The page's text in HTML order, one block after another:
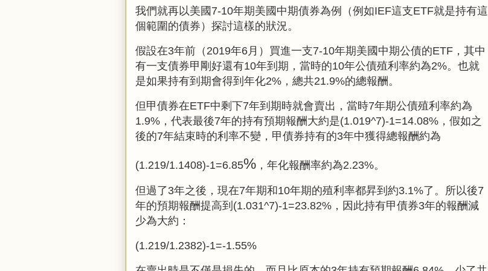
我們就再以美國7-10年期美國中期債券為例（例如IEF這支ETF就是持有這
個範圍的債券）探討這樣的狀況。
假設在3年前（2019年6月）買進一支7-10年期美國中期公債的ETF，其中
有一支債券甲剛好還有10年到期，當時的10年公債殖利率約為2%。也就
是如果持有到期會得到年化2%，總共21.9%的總報酬。
但甲債券在ETF中剩下7年到期時就會賣出，當時7年期公債殖利率約為
1.9%，代表最後7年的持有預期報酬大約是(1.019^7)-1=14.08%，假如之
後的7年結束時的利率不變，甲債券持有的3年中獲得總報酬約為
(1.219/1.1408)-1=6.85% ，年化報酬率約為2.23%。
但過了3年之後，現在7年期和10年期的殖利率都昇到約3.1%了。所以後7
年的預期報酬提高到(1.031^7)-1=23.82%，因此持有甲債券3年的報酬減
少為大約：
(1.219/1.2382)-1=-1.55%